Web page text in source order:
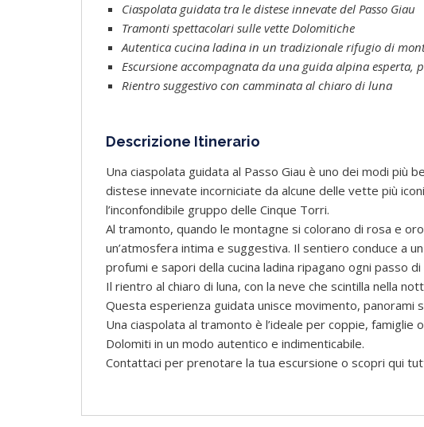
Ciaspolata guidata tra le distese innevate del Passo Giau
Tramonti spettacolari sulle vette Dolomitiche
Autentica cucina ladina in un tradizionale rifugio di
Escursione accompagnata da una guida alpina esperta,
Rientro suggestivo con camminata al chiaro di luna
Descrizione Itinerario
Una ciaspolata guidata al Passo Giau è uno dei modi più
distese innevate incorniciate da alcune delle vette più
l’inconfondibile gruppo delle Cinque Torri.
Al tramonto, quando le montagne si colorano di rosa e
un’atmosfera intima e suggestiva. Il sentiero conduce a
profumi e sapori della cucina ladina ripagano ogni passo
Il rientro al chiaro di luna, con la neve che scintilla nella
Questa esperienza guidata unisce movimento, panorami
Una ciaspolata al tramonto è l’ideale per coppie, famiglie
Dolomiti in un modo autentico e indimenticabile.
Contattaci per prenotare la tua escursione o scopri qui